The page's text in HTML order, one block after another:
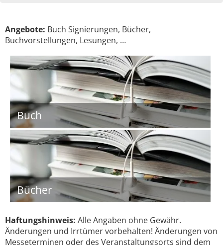
Angebote: Buch Signierungen, Bücher,
Buchvorstellungen, Lesungen, …
Buch
Bücher
Haftungshinweis: Alle Angaben ohne Gewähr.
Änderungen und Irrtümer vorbehalten! Änderungen von
Messeterminen oder des Veranstaltungsorts sind dem